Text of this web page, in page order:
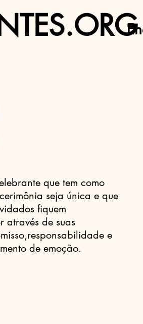
que tem como
seja única e que
fiquem
através de suas
e
de emoção.